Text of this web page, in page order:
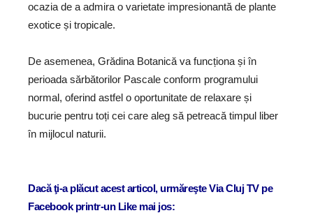
ocazia de a admira o varietate impresionantă de plante
exotice și tropicale.
De asemenea, Grădina Botanică va funcționa și în
perioada sărbătorilor Pascale conform programului
normal, oferind astfel o oportunitate de relaxare și
bucurie pentru toți cei care aleg să petreacă timpul liber
în mijlocul naturii.
Dacă ţi-a plăcut acest articol, urmăreşte Via Cluj TV pe
Facebook printr-un Like mai jos: